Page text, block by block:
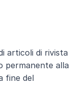
articoli di rivista
permanente alla
fine del